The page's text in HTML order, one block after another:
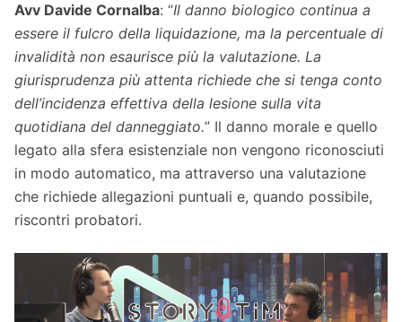
Avv Davide Cornalba: “Il danno biologico continua a
essere il fulcro della liquidazione, ma la percentuale di
invalidità non esaurisce più la valutazione. La
giurisprudenza più attenta richiede che si tenga conto
dell’incidenza effettiva della lesione sulla vita
quotidiana del danneggiato.” Il danno morale e quello
legato alla sfera esistenziale non vengono riconosciuti
in modo automatico, ma attraverso una valutazione
che richiede allegazioni puntuali e, quando possibile,
riscontri probatori.